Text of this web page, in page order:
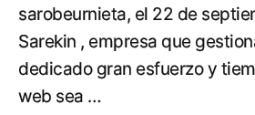
sarobeurnieta, el 22 de
Sarekin , empresa que
dedicado gran esfuerzo y
web sea …